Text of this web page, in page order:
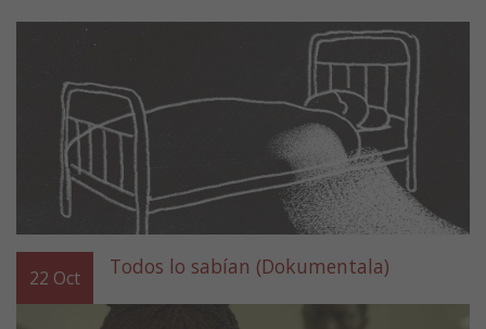
22 Oct Todos lo sabían (Dokumentala)